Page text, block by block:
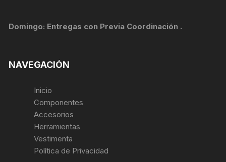
Domingo: Entregas con Previa Coordinación .
NAVEGACIÓN
Inicio
Componentes
Accesorios
Herramientas
Vestimenta
Política de Privacidad